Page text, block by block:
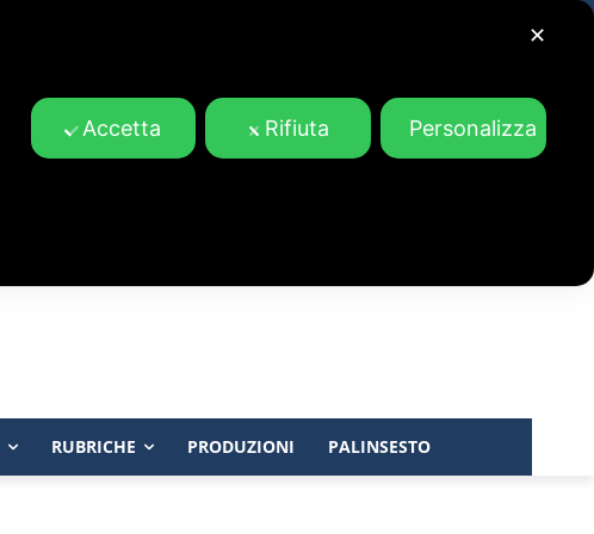
RUBRICHE PRODUZIONI PALINSESTO
✕
Accetta Rifiuta Personalizza